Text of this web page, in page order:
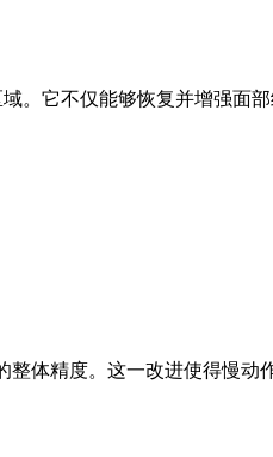
。它不仅能够恢复并增强面部
度。这一改进使得慢动作效